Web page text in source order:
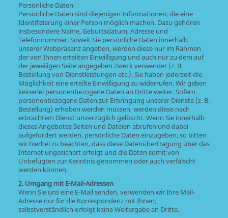
Persönliche Daten
Persönliche Daten sind diejenigen Informationen, die eine
Identifizierung einer Person möglich machen. Dazu gehören
insbesondere Name, Geburtsdatum, Adresse und
Telefonnummer. Soweit Sie persönliche Daten innerhalb
unserer Webpräsenz angeben, werden diese nur im Rahmen
der von Ihnen erteilten Einwilligung und auch nur zu dem auf
der jeweiligen Seite angegeben Zweck verwendet (z. B.
Bestellung von Dienstleistungen etc.). Sie haben jederzeit die
Möglichkeit eine erteilte Einwilligung zu widerrufen. Wir geben
keinerlei personenbezogene Daten an Dritte weiter. Sofern
personenbezogene Daten zur Erbringung unserer Dienste (z. B.
Bestellung) erhoben werden müssen, werden diese nach
erbrachtem Dienst unverzüglich gelöscht. Wenn Sie innerhalb
dieses Angebotes Seiten und Dateien abrufen und dabei
aufgefordert werden, persönliche Daten einzugeben, so bitten
wir hierbei zu beachten, dass diese Datenübertragung über das
Internet ungesichert erfolgt und die Daten somit von
Unbefugten zur Kenntnis genommen oder auch verfälscht
werden können.
2. Umgang mit E-Mail-Adressen
Wenn Sie uns eine E-Mail senden, verwenden wir Ihre Mail-
Adresse nur für die Korrespondenz mit Ihnen;
selbstverständlich erfolgt keine Weitergabe an Dritte.